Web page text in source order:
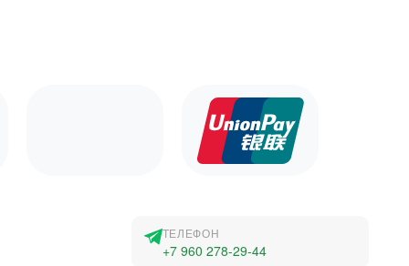
ТЕЛЕФОН
+7 960 278-29-44